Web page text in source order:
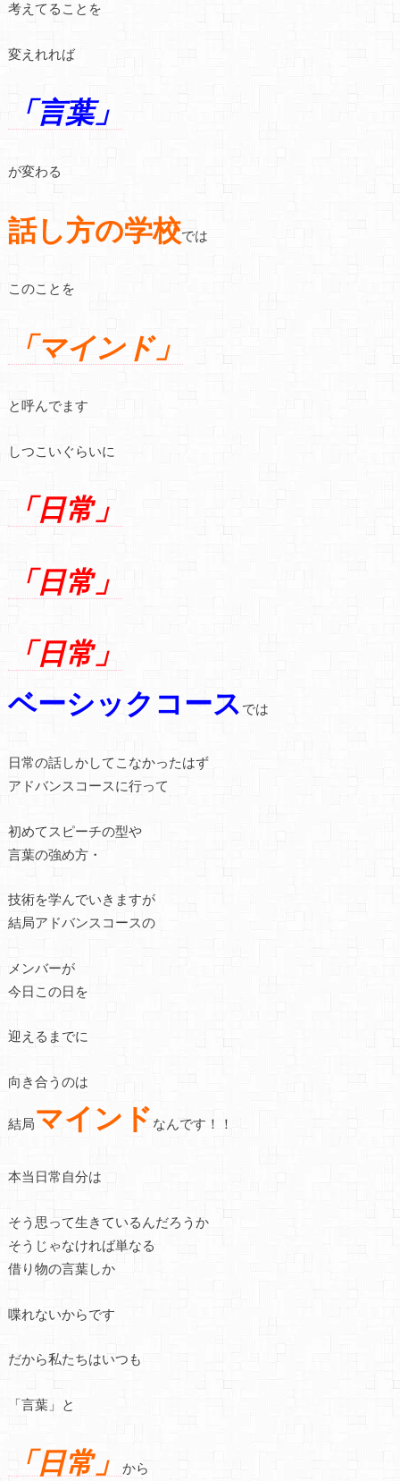
考えてることを
変えれれば
「言葉」
が変わる
話し方の学校では
このことを
「マインド」
と呼んでます
しつこいぐらいに
「日常」
「日常」
「日常」
ベーシックコース では
日常の話しかしてこなかったはず
アドバンスコースに行って
初めてスピーチの型や
言葉の強め方・
技術を学んでいきますが
結局アドバンスコースの
メンバーが
今日この日を
迎えるまでに
向き合うのは
結局マインド なんです！！
本当日常自分は
そう思って生きているんだろうか
そうじゃなければ単なる
借り物の言葉しか
喋れないからです
だから私たちはいつも
「言葉」と
「日常」 から